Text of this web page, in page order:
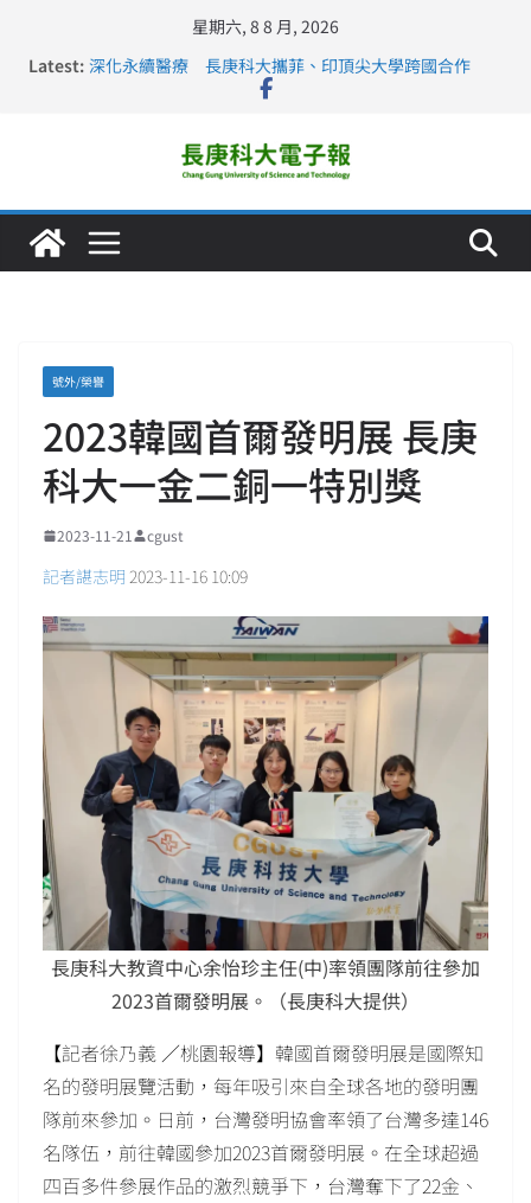
星期六, 8 8 月, 2026
Latest: 深化永續醫療 長庚科大攜菲、印頂尖大學跨國合作
長庚科大訪凱瑟醫療集團、美容學校收穫豐
仁德醫專與長庚科大締結策略聯盟 培育護理尖兵
長庚科大連四年穩居《遠見》醫學大學第5名 辦學實力再
號外/榮譽
2023韓國首爾發明展 長庚
科大一金二銅一特別獎
2023-11-21 cgust
記者諶志明 2023-11-16 10:09
長庚科大教資中心余怡珍主任(中)率領團隊前往參加
2023首爾發明展。（長庚科大提供）
【記者徐乃義 ／桃園報導】韓國首爾發明展是國際知
名的發明展覽活動，每年吸引來自全球各地的發明團
隊前來參加。日前，台灣發明協會率領了台灣多達146
名隊伍，前往韓國參加2023首爾發明展。在全球超過
四百多件參展作品的激烈競爭下，台灣奪下了22金、